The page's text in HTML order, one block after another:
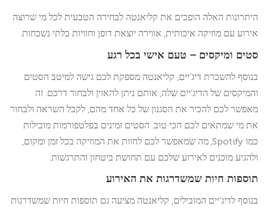
היתרונות האלה הופכים את קליאנטה לבחירה הטבעית לכל מי שרוצה
אירוע עם מוזיקה איכותית, אווירה יוצאת דופן וחוויות בלתי נשכחות.
סטים ומיקסים – טעם אישי בכל רגע
בנוסף להשכרת דיג’יים, קליאנטה מספקת לכם גישה למיטב הסטים
והמיקסים של הדיג’יים שלה, אותם ניתן להאזין ולבחור דרכם. זה
מאפשר לכם להכיר את הסגנון של כל אחד מהם, לקבל השראה ולבחור
את מי שמתאים לכם הכי טוב. הסטים זמינים בפלטפורמות מובילות
כמו Spotify, מה שמאפשר לכם לחוות את המוזיקה בכל זמן ומקום,
ולהגיע מוכנים לאירוע שלכם עם תחושת ביטחון והתרגשות.
תוספות חיות שמשדרגות את האירוע
בנוסף לדיג’יים המובילים, קליאנטה מציעה גם תוספות חיות שמשדרגות